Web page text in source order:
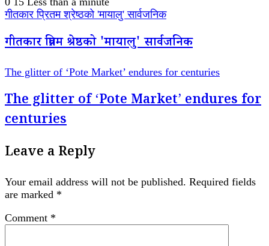
गीतकार प्रितम श्रेष्ठको 'मायालु' सार्वजनिक
गीतकार प्रितम श्रेष्ठको 'मायालु' सार्वजनिक
The glitter of ‘Pote Market’ endures for centuries
The glitter of ‘Pote Market’ endures for
centuries
Leave a Reply
Your email address will not be published. Required fields
are marked *
Comment *